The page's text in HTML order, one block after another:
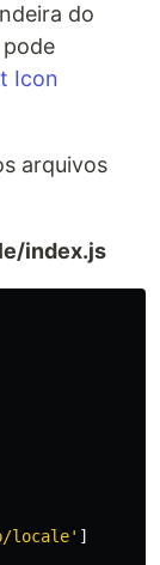
do
pode
Icon
arquivos
index.js
locale' ]